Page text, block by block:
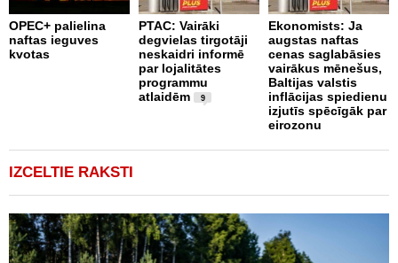
OPEC+ palielina
naftas ieguves
kvotas
PTAC: Vairāki
degvielas tirgotāji
neskaidri informē
par lojalitātes
programmu
atlaidēm
9
Ekonomists: Ja
augstas naftas
cenas saglabāsies
vairākus mēnešus,
Baltijas valstis
inflācijas spiedienu
izjutīs spēcīgāk par
eirozonu
IZCELTIE RAKSTI